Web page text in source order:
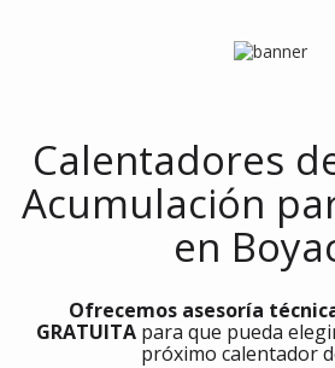
Calentadores
Acumulación
en
Ofrecemos asesoría
GRATUITA para que pueda
próximo calentador